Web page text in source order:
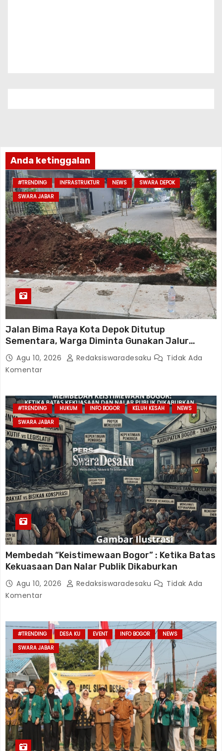
Anda ketinggalan
#TRENDING INFRASTRUKTUR NEWS
SWARA DEPOK
SWARA JABAR
Jalan Bima Raya Kota Depok Ditutup
Sementara, Warga Diminta Gunakan Jalur
Alternatif
Agu 10, 2026 Redaksiswaradesaku
Tidak Ada
Komentar
#TRENDING HUKUM INFO BOGOR KELUH KESAH
NEWS
SWARA JABAR
Membedah “Keistimewaan Bogor” : Ketika Batas
Kekuasaan Dan Nalar Publik Dikaburkan
Agu 10, 2026 Redaksiswaradesaku
Tidak Ada
Komentar
#TRENDING DESA KU EVENT INFO BOGOR
NEWS
SWARA JABAR